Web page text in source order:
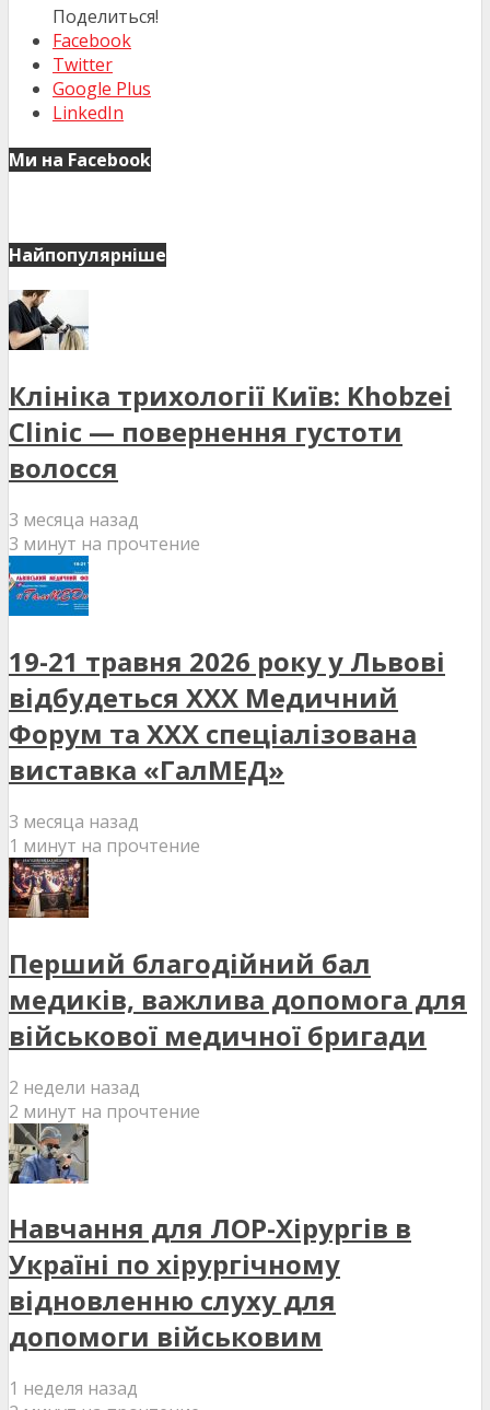
Поделиться!
Facebook
Twitter
Google Plus
LinkedIn
Ми на Facebook
Найпопулярніше
Клініка трихології Київ: Khobzei
Clinic — повернення густоти
волосся
3 месяца назад
3 минут на прочтение
19-21 травня 2026 року у Львові
відбудеться XXX Медичний
Форум та XXX спеціалізована
виставка «ГалМЕД»
3 месяца назад
1 минут на прочтение
Перший благодійний бал
медиків, важлива допомога для
військової медичної бригади
2 недели назад
2 минут на прочтение
Навчання для ЛОР-Хірургів в
Україні по хірургічному
відновленню слуху для
допомоги військовим
1 неделя назад